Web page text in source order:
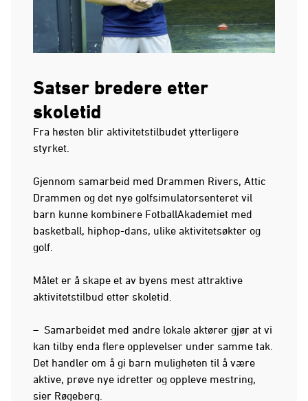
Satser bredere etter
skoletid
Fra høsten blir aktivitetstilbudet ytterligere
styrket.
Gjennom samarbeid med Drammen Rivers, Attic
Drammen og det nye golfsimulatorsenteret vil
barn kunne kombinere FotballAkademiet med
basketball, hiphop-dans, ulike aktivitetsøkter og
golf.
Målet er å skape et av byens mest attraktive
aktivitetstilbud etter skoletid.
– Samarbeidet med andre lokale aktører gjør at vi
kan tilby enda flere opplevelser under samme tak.
Det handler om å gi barn muligheten til å være
aktive, prøve nye idretter og oppleve mestring,
sier Røgeberg.